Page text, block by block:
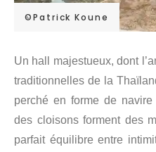
©Patrick Koune
Un hall majestueux, dont
traditionnelles de la
perché en forme de
des cloisons forment des
parfait équilibre entre